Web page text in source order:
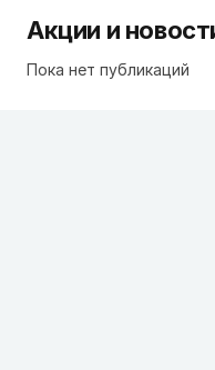
Акции и
Пока нет публикаций